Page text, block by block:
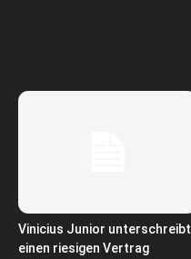
Vinicius Junior unterschreibt
einen riesigen Vertrag